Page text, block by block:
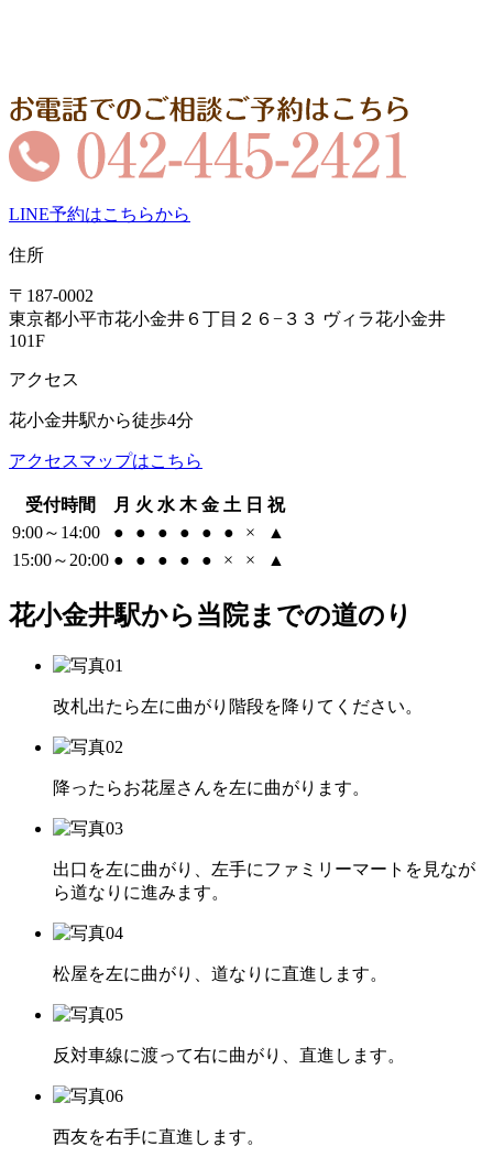
LINE予約はこちらから
住所
〒187-0002
東京都小平市花小金井６丁目２６−３３ ヴィラ花小金井
101F
アクセス
花小金井駅から徒歩4分
アクセスマップはこちら
受付時間 月 火 水 木 金 土 日 祝
9:00～14:00
● ● ● ● ● ● ×
▲
15:00～20:00 ● ● ● ● ● × × ▲
花小金井駅から当院までの道のり
改札出たら左に曲がり階段を降りてください。
降ったらお花屋さんを左に曲がります。
出口を左に曲がり、左手にファミリーマートを見なが
ら道なりに進みます。
松屋を左に曲がり、道なりに直進します。
反対車線に渡って右に曲がり、直進します。
西友を右手に直進します。